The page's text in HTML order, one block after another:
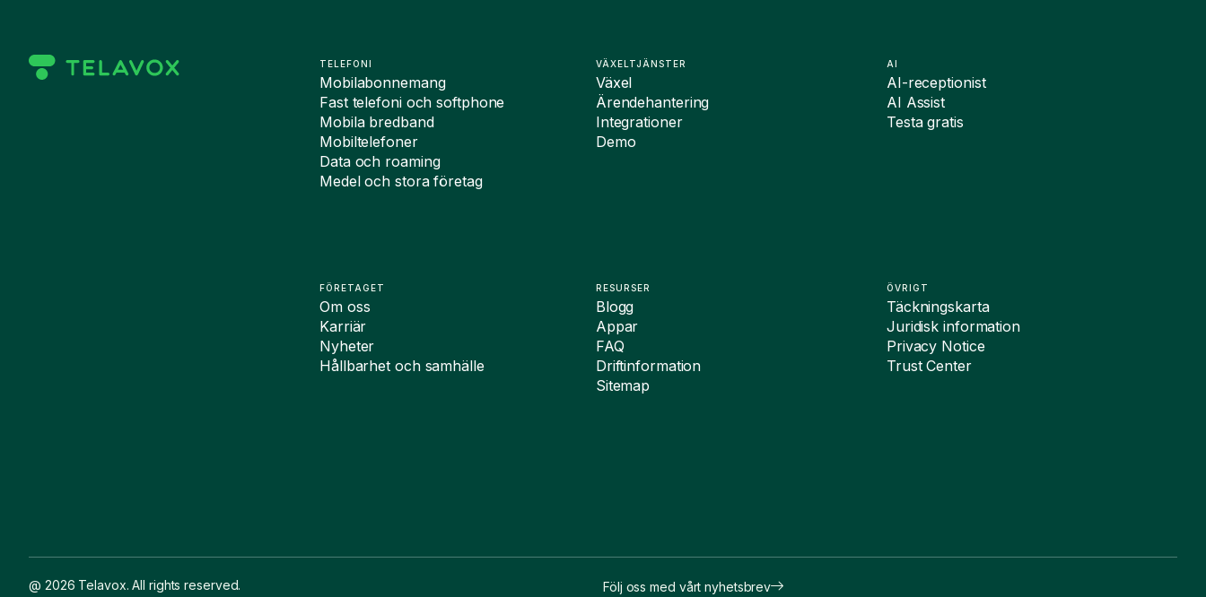
TELEFONI
Mobilabonnemang
Fast telefoni och softphone
Mobila bredband
Mobiltelefoner
Data och roaming
Medel och stora företag
FÖRETAGET
Om oss
Karriär
Nyheter
Hållbarhet och samhälle
VÄXELTJÄNSTER
Växel
Ärendehantering
Integrationer
Demo
RESURSER
Blogg
Appar
FAQ
Driftinformation
Sitemap
AI
AI-receptionist
AI Assist
Testa gratis
ÖVRIGT
Täckningskarta
Juridisk information
Privacy Notice
Trust Center
@ 2026 Telavox. All rights reserved. Följ oss med vårt nyhetsbrev